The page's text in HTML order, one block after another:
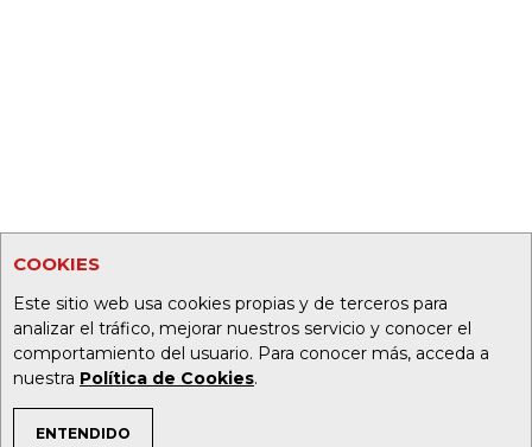
COOKIES
Este sitio web usa cookies propias y de terceros para
analizar el tráfico, mejorar nuestros servicio y conocer el
comportamiento del usuario. Para conocer más, acceda a
nuestra Política de Cookies.
ENTENDIDO